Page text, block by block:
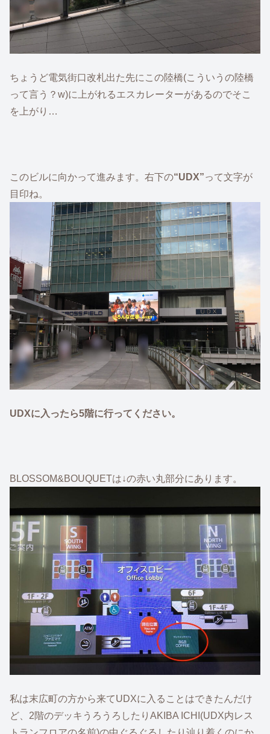
ちょうど電気街口改札出た先にこの陸橋(こういうの陸橋
って言う？w)に上がれるエスカレーターがあるのでそこ
を上がり…
このビルに向かって進みます。右下の“UDX”って文字が
目印ね。
UDXに入ったら5階に行ってください。
BLOSSOM&BOUQUETは↓の赤い丸部分にあります。
私は末広町の方から来てUDXに入ることはできたんだけ
ど、2階のデッキうろうろしたりAKIBA ICHI(UDX内レス